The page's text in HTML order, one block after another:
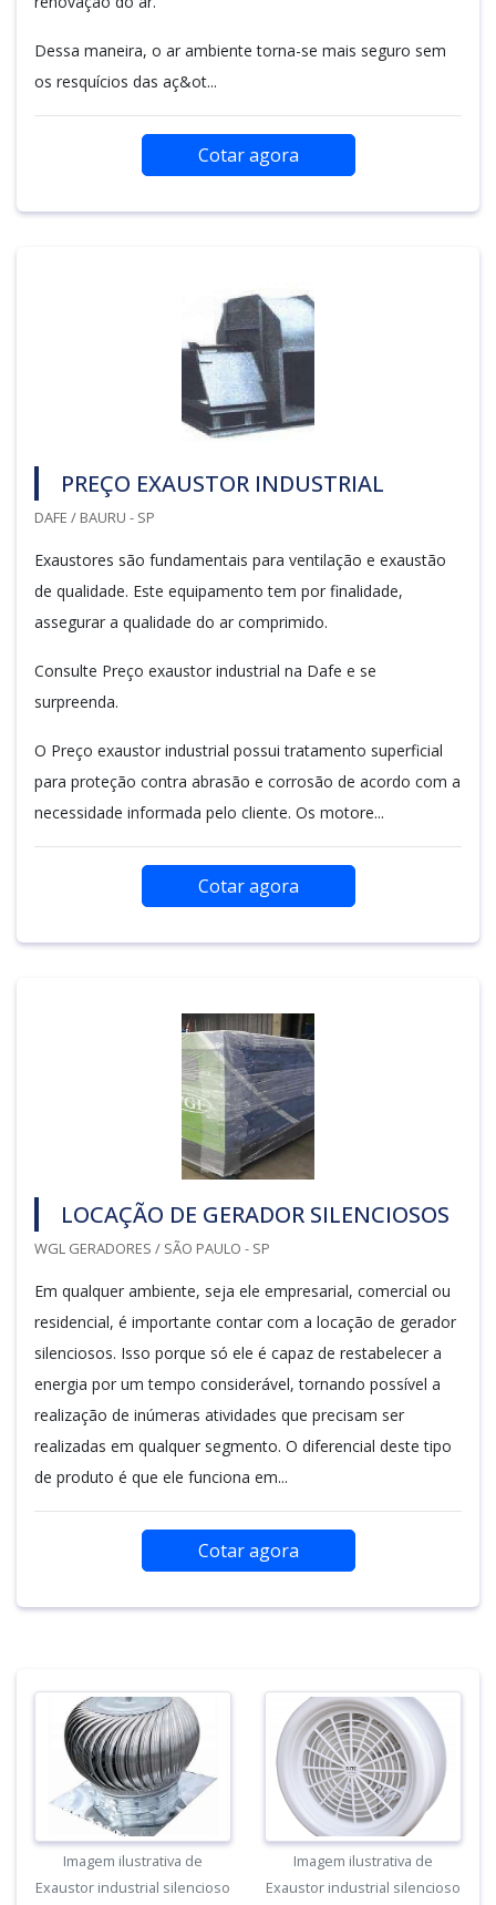
Dessa maneira, o ar ambiente torna-se mais seguro sem
os resquícios das aç&ot...
Cotar agora
PREÇO EXAUSTOR INDUSTRIAL
DAFE / BAURU - SP
Exaustores são fundamentais para ventilação e exaustão
de qualidade. Este equipamento tem por finalidade,
assegurar a qualidade do ar comprimido.
Consulte Preço exaustor industrial na Dafe e se
surpreenda.
O Preço exaustor industrial possui tratamento superficial
para proteção contra abrasão e corrosão de acordo com a
necessidade informada pelo cliente. Os motore...
Cotar agora
LOCAÇÃO DE GERADOR SILENCIOSOS
WGL GERADORES / SÃO PAULO - SP
Em qualquer ambiente, seja ele empresarial, comercial ou
residencial, é importante contar com a locação de gerador
silenciosos. Isso porque só ele é capaz de restabelecer a
energia por um tempo considerável, tornando possível a
realização de inúmeras atividades que precisam ser
realizadas em qualquer segmento. O diferencial deste tipo
de produto é que ele funciona em...
Cotar agora
Imagem ilustrativa de
Exaustor industrial silencioso
Imagem ilustrativa de
Exaustor industrial silencioso